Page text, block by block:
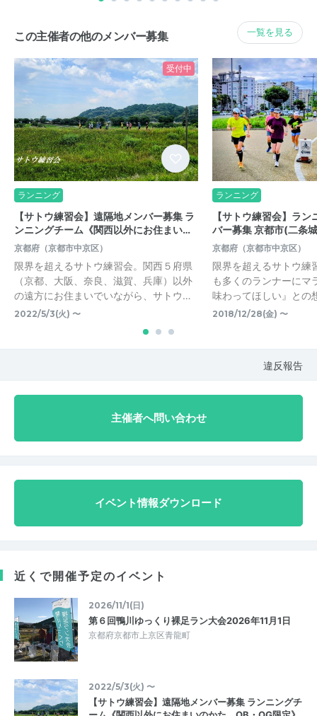
この主催者の他のメンバー募集 一覧を見る
受付中
ランニング
【サトウ練習会】遠隔地メンバー募集 ラ
ンニングチーム《関西以外にお住まい…
京都府（京都市中京区）
限界を超えるサトウ練習会。関西５府県
（京都、大阪、奈良、滋賀、兵庫）以外
の遠方にお住まいでいながら、サトウ…
2022/5/3(火) 〜
ランニング
【サトウ練習会】ラ
バー募集 京都市(二条
京都府（京都市中京区）
限界を超えるサトウ練
も多くのランナーにマ
味わってほしい』との
2018/12/28(金) 〜
違反報告
主催者へ問い合わせ
イベント情報ダウンロード
近くで開催予定のイベント
2026/11/1(日)
第６回鴨川ゆっくり裸足ラン大会2026年11月1日
京都府京都市上京区青龍町
2022/5/3(火) 〜
【サトウ練習会】遠隔地メンバー募集 ランニングチ